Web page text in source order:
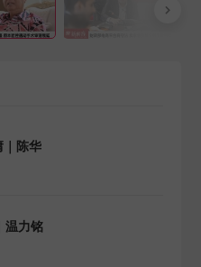
｜陈华
温力铭